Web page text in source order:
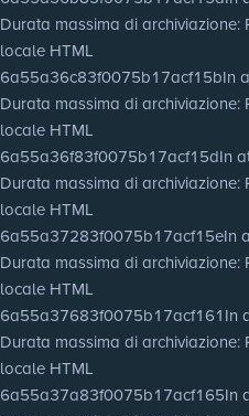
Durata massima di archiviazione:
locale HTML
6a55a36c83f0075b17acf15bIn
Durata massima di archiviazione:
locale HTML
6a55a36f83f0075b17acf15dIn
Durata massima di archiviazione:
locale HTML
6a55a37283f0075b17acf15eIn
Durata massima di archiviazione:
locale HTML
6a55a37683f0075b17acf161In
Durata massima di archiviazione:
locale HTML
6a55a37a83f0075b17acf165In